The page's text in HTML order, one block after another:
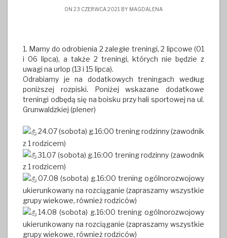
ON 23 CZERWCA 2021 BY MAGDALENA
1. Mamy do odrobienia 2 zaległe treningi, 2 lipcowe (01
i 06 lipca), a także 2 treningi, których nie będzie z
uwagi na urlop (13 i 15 lipca).
Odrabiamy je na dodatkowych treningach według
poniższej rozpiski. Poniżej wskazane dodatkowe
treningi odbędą się na boisku przy hali sportowej na ul.
Grunwaldzkiej (plener)
24.07 (sobota) g.16:00 trening rodzinny (zawodnik
z 1 rodzicem)
31.07 (sobota) g.16:00 trening rodzinny (zawodnik
z 1 rodzicem)
07.08 (sobota) g.16:00 trening ogólnorozwojowy
ukierunkowany na rozciąganie (zapraszamy wszystkie
grupy wiekowe, również rodziców)
14.08 (sobota) g.16:00 trening ogólnorozwojowy
ukierunkowany na rozciąganie (zapraszamy wszystkie
grupy wiekowe, również rodziców)